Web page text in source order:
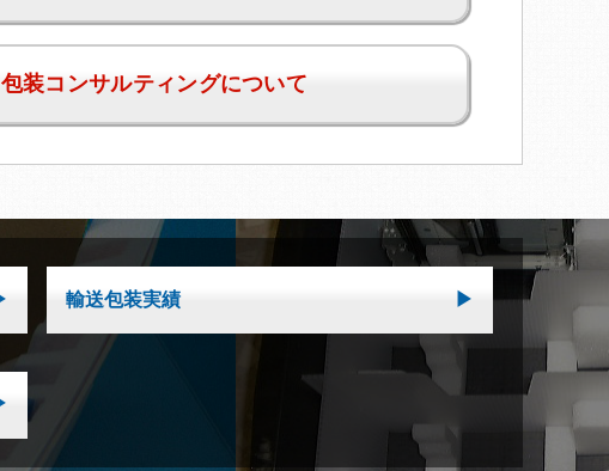
包装コンサルティングについて
輸送包装実績